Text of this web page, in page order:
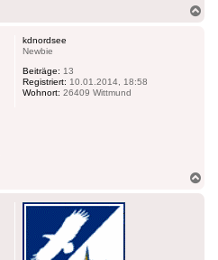
kdnordsee
Newbie
Beiträge: 13
Registriert: 10.01.2014, 18:58
Wohnort: 26409 Wittmund